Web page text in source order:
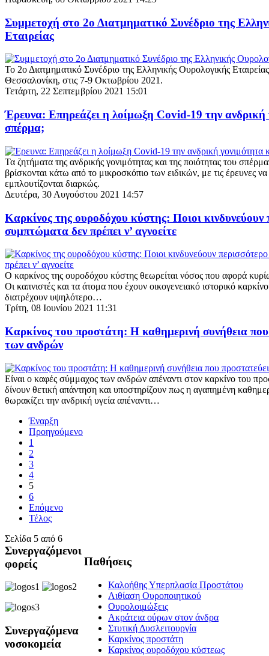
Συμμετοχή στο 2ο Διατμηματικό Συνέδριο της
Εταιρείας
To 2ο Διατμηματικό Συνέδριο της Ελληνικής Ουρολογικής
Θεσσαλονίκη, στις 7-9 Οκτωβρίου 2021.
Τετάρτη, 22 Σεπτεμβρίου 2021 15:01
Έρευνα: Επηρεάζει η λοίμωξη Covid-19 την ανδρική
σπέρμα;
Τα ζητήματα της ανδρικής γονιμότητας και της ποιότητας του
βρίσκονται κάτω από το μικροσκόπιο των ειδικών, με τις έρευνες να
εμπλουτίζονται διαρκώς.
Δευτέρα, 30 Αυγούστου 2021 14:57
Καρκίνος της ουροδόχου κύστης: Ποιοι κινδυνεύουν
συμπτώματα δεν πρέπει ν’ αγνοείτε
Ο καρκίνος της ουροδόχου κύστης θεωρείται νόσος που αφορά
Οι καπνιστές και τα άτομα που έχουν οικογενειακό ιστορικό
διατρέχουν υψηλότερο…
Τρίτη, 08 Ιουνίου 2021 11:31
Καρκίνος του προστάτη: H καθημερινή συνήθεια που
των ανδρών
Είναι ο καφές σύμμαχος των ανδρών απέναντι στον καρκίνο του
δίνουν θετική απάντηση και υποστηρίζουν πως η αγαπημένη
θωρακίζει την ανδρική υγεία απέναντι…
Έναρξη
Προηγούμενο
1
2
3
4
5
6
Επόμενο
Τέλος
Σελίδα 5 από 6
Παθήσεις
Καλοήθης Υπερπλασία Προστάτου
Λιθίαση Ουροποιητικού
Ουρολοιμώξεις
Ακράτεια ούρων στον άνδρα
Στυτική Δυσλειτουργία
Καρκίνος προστάτη
Καρκίνος ουροδόχου κύστεως
Συνεργαζόμενοι
φορείς
Συνεργαζόμενα
νοσοκομεία